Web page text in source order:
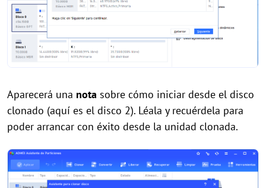
Aparecerá una nota sobre cómo iniciar desde el disco
clonado (aquí es el disco 2). Léala y recuérdela para
poder arrancar con éxito desde la unidad clonada.